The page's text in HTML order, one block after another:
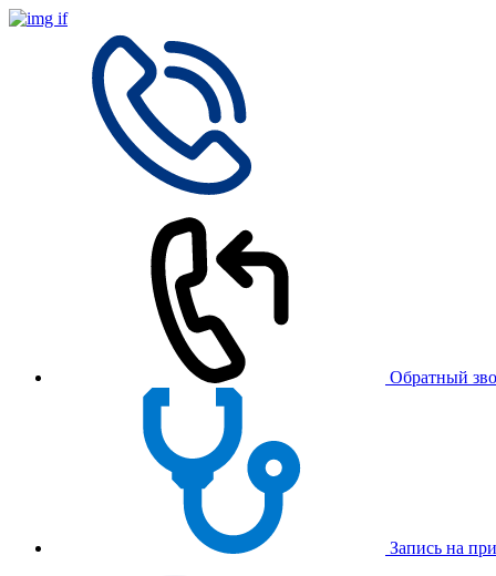
Обратный
Запись на